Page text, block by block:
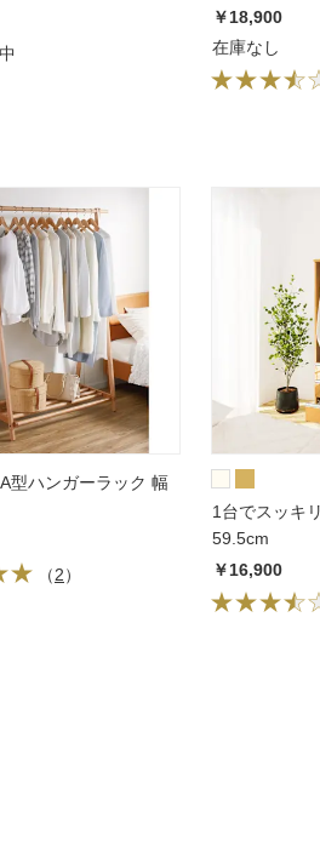
￥18,900
在庫なし
型ハンガーラック 幅
（2）
1台でスッキ
59.5cm
￥16,900